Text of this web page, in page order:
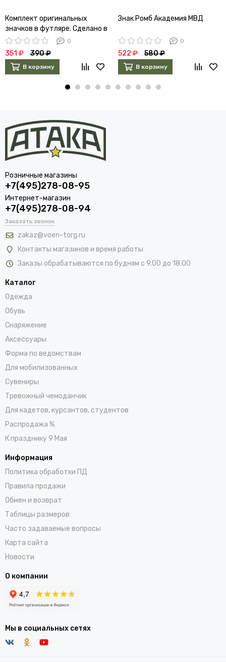
Комплект оригинальных
значков в футляре. Сделано в
СССР
0
351 ₽ 390 ₽
В корзину
Знак Ромб Академия МВД
0
522 ₽ 580 ₽
В корзину
Розничные магазины
+7(495)278-08-95
Интернет-магазин
+7(495)278-08-94
Заказать звонок
zakaz@voen-torg.ru
Контакты магазинов и время работы
Заказы обрабатываются по будням с 9.00 до 18.00
Каталог
Одежда
Обувь
Снаряжение
Аксессуары
Форма по ведомствам
Для мобилизованных
Сувениры
Тревожный чемоданчик
Для кадетов, курсантов, студентов
Распродажа %
К празднику 9 Мая
Информация
Политика обработки ПД
Правила продажи
Обмен и возврат
Таблицы размеров
Часто задаваемые вопросы
Карта сайта
Новости
О компании
Мы в социальных сетях